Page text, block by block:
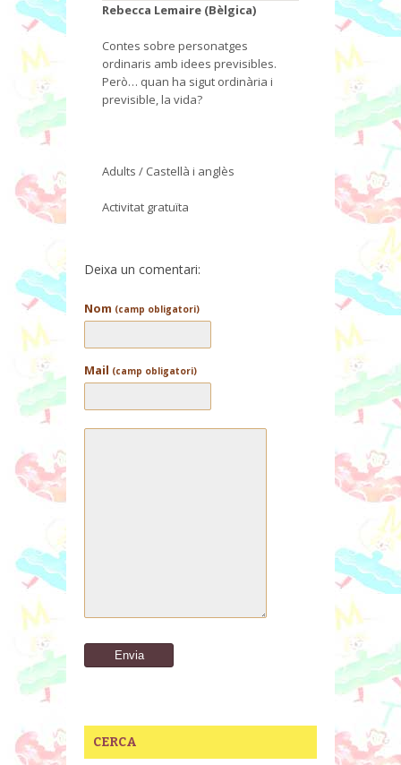
Rebecca Lemaire (Bèlgica)
Contes sobre personatges
ordinaris amb idees previsibles.
Però… quan ha sigut ordinària i
previsible, la vida?
Adults / Castellà i anglès
Activitat gratuïta
Deixa un comentari:
Nom (camp obligatori)
Mail (camp obligatori)
CERCA